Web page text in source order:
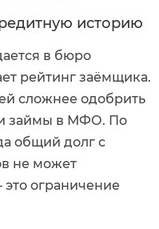
историю
в бюро
рейтинг заёмщика.
сложнее одобрить
займы в МФО. По
общий долг с
не может
ограничение